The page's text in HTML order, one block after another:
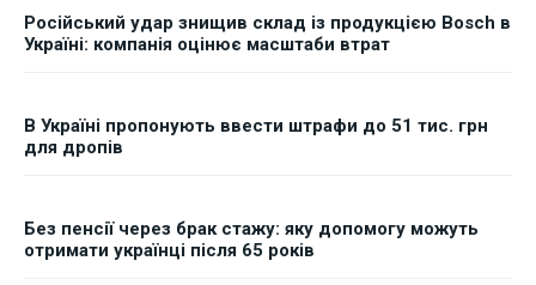
Російський удар знищив склад із продукцією Bosch в
Україні: компанія оцінює масштаби втрат
В Україні пропонують ввести штрафи до 51 тис. грн
для дропів
Без пенсії через брак стажу: яку допомогу можуть
отримати українці після 65 років